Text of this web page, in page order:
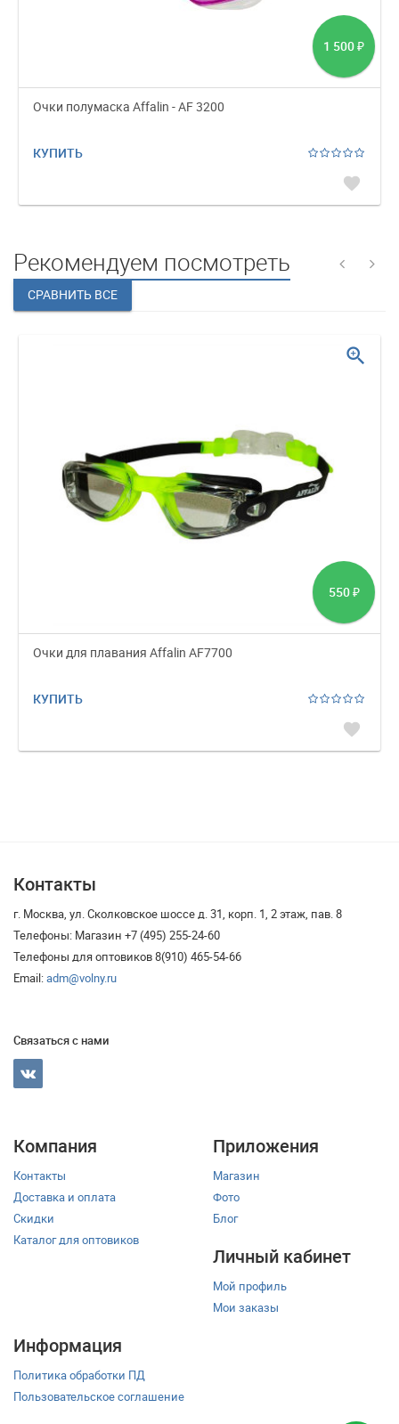
1 500 ₽
Очки полумаска Affalin - AF 3200
КУПИТЬ
favorite
Рекомендуем посмотреть
550 ₽
Очки для плавания Affalin AF7700
КУПИТЬ
favorite
zoom_in
Контакты
г. Москва, ул. Сколковское шоссе д. 31, корп. 1, 2 этаж, пав. 8
Телефоны: Магазин +7 (495) 255-24-60
Телефоны для оптовиков 8(910) 465-54-66
Email:adm@volny.ru
Связаться с нами
Компания
Контакты
Доставка и оплата
Скидки
Каталог для оптовиков
Приложения
Магазин
Фото
Блог
Личный кабинет
Мой профиль
Мои заказы
Информация
Политика обработки ПД
Пользовательское соглашение